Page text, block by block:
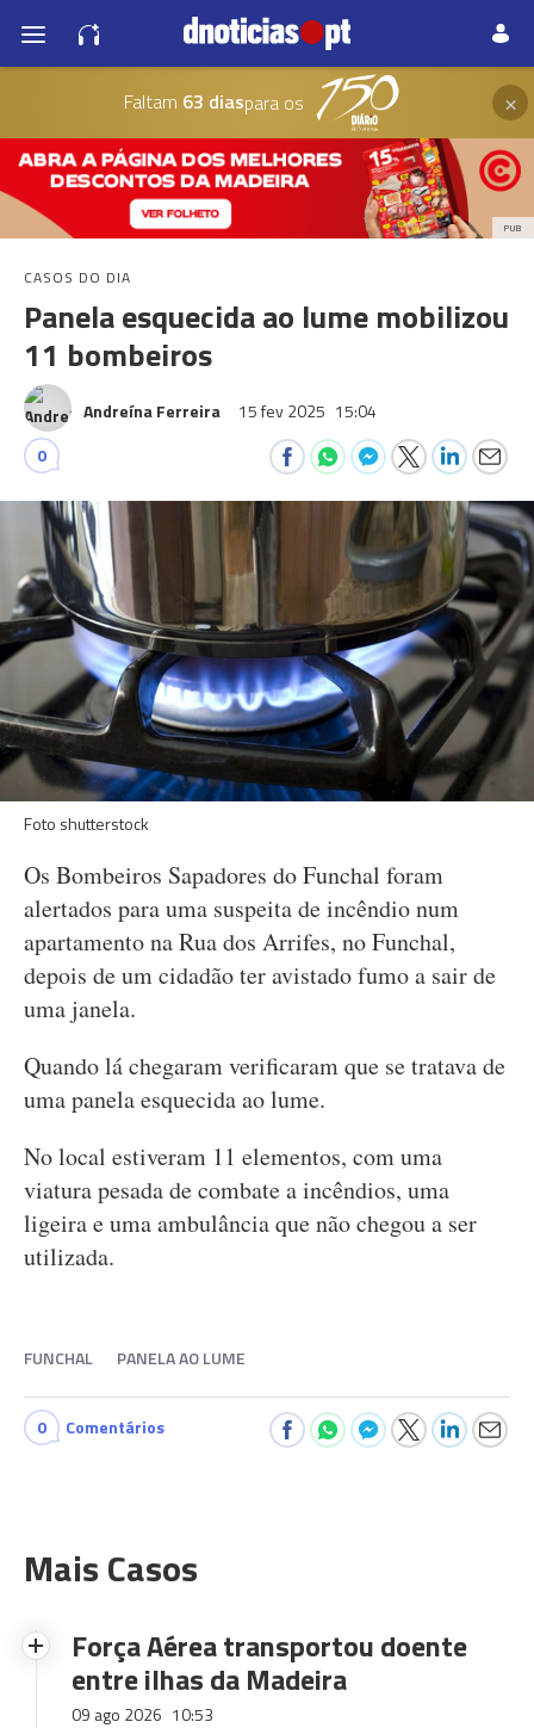
Faltam 63 diaspara os ×
PUB
CASOS DO DIA
Panela esquecida ao lume mobilizou
11 bombeiros
Andreína Ferreira 15 fev 2025 15:04
0
Foto shutterstock
Os Bombeiros Sapadores do Funchal foram
alertados para uma suspeita de incêndio num
apartamento na Rua dos Arrifes, no Funchal,
depois de um cidadão ter avistado fumo a sair de
uma janela.
Quando lá chegaram verificaram que se tratava de
uma panela esquecida ao lume.
No local estiveram 11 elementos, com uma
viatura pesada de combate a incêndios, uma
ligeira e uma ambulância que não chegou a ser
utilizada.
FUNCHAL PANELA AO LUME
0 Comentários
Mais Casos
Força Aérea transportou doente
entre ilhas da Madeira
09 ago 2026 10:53